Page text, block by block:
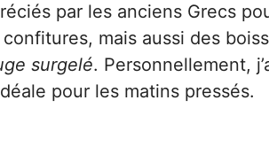
par les anciens Grecs
mais aussi des
surgelé. Personnellement,
pour les matins pressés.